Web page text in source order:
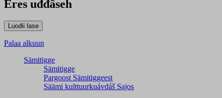
Eres uđđâseh
Palaa alkuun
Sämitigge
Sämitigge
Pargoost Sämitiggeest
Säämi kulttuurkuávdáš Sajos